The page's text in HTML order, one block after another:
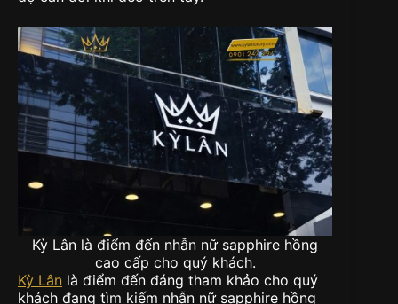
Kỳ Lân là điểm đến nhẫn nữ sapphire hồng
cao cấp cho quý khách.
Kỳ Lân là điểm đến đáng tham khảo cho quý
khách đang tìm kiếm nhẫn nữ sapphire hồng